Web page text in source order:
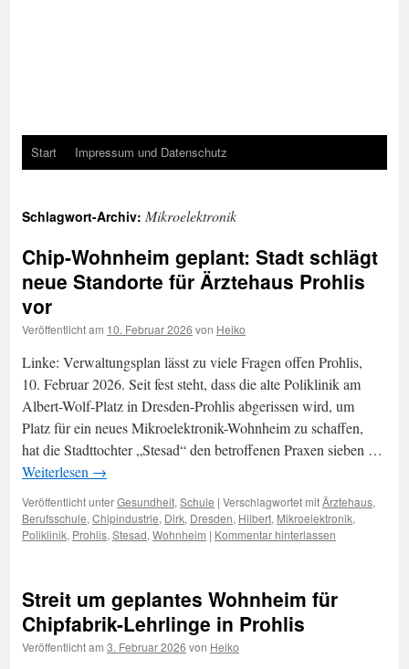
Start Impressum und Datenschutz
Schlagwort-Archiv: Mikroelektronik
Chip-Wohnheim geplant: Stadt schlägt
neue Standorte für Ärztehaus Prohlis
vor
Veröffentlicht am 10. Februar 2026 von Heiko
Linke: Verwaltungsplan lässt zu viele Fragen offen Prohlis,
10. Februar 2026. Seit fest steht, dass die alte Poliklinik am
Albert-Wolf-Platz in Dresden-Prohlis abgerissen wird, um
Platz für ein neues Mikroelektronik-Wohnheim zu schaffen,
hat die Stadttochter „Stesad“ den betroffenen Praxen sieben …
Weiterlesen →
Veröffentlicht unterGesundheit, Schule | Verschlagwortet mitÄrztehaus,
Berufsschule, Chipindustrie, Dirk, Dresden, Hilbert, Mikroelektronik,
Poliklinik, Prohlis, Stesad, Wohnheim | Kommentar hinterlassen
Streit um geplantes Wohnheim für
Chipfabrik-Lehrlinge in Prohlis
Veröffentlicht am 3. Februar 2026 von Heiko